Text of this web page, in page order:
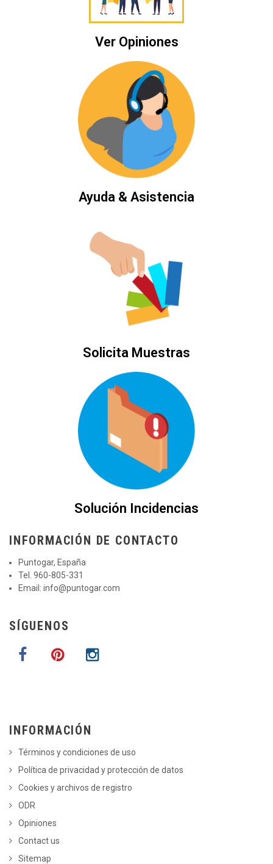
Ver Opiniones
Ayuda & Asistencia
Solicita Muestras
Solución Incidencias
INFORMACIÓN DE CONTACTO
Puntogar, España
Tel. 960-805-331
Email: info@puntogar.com
SÍGUENOS
INFORMACIÓN
Términos y condiciones de uso
Política de privacidad y protección de datos
Cookies y archivos de registro
ODR
Opiniones
Contact us
Sitemap